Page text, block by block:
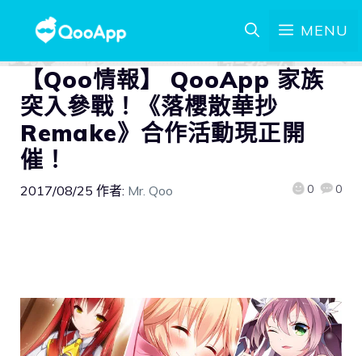
MENU
【Qoo情報】 QooApp 家族
突入參戰！《落櫻散華抄
Remake》合作活動現正開
催！
2017/08/25 作者: Mr. Qoo 0 0